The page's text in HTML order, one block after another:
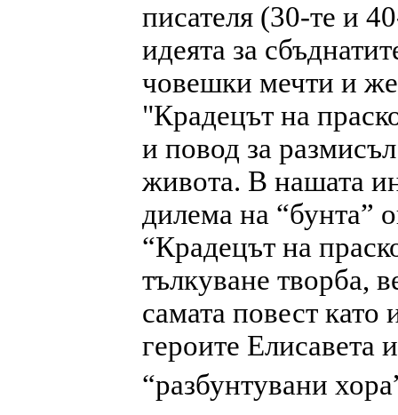
писателя (30-те и
идеята за
човешки мечти и
"Крадецът на
и повод за
живота. В нашата
дилема на “бунта”
“Крадецът на
тълкуване творба,
самата повест като
героите Елисавета
“разбунтувани